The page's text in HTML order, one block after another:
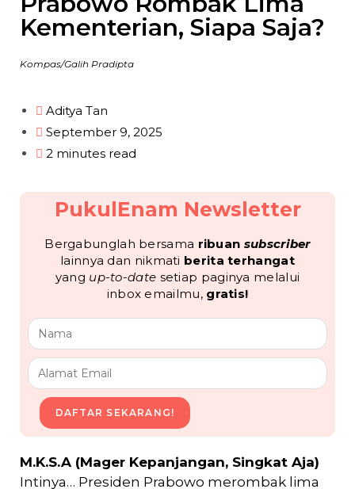
Kementerian, Siapa Saja?
Kompas/Galih Pradipta
Aditya Tan
September 9, 2025
2 minutes read
PukulEnam Newsletter
Bergabunglah bersama ribuan subscriber
lainnya dan nikmati berita terhangat
yang up-to-date setiap paginya melalui
inbox emailmu, gratis!
DAFTAR SEKARANG!
M.K.S.A (Mager Kepanjangan, Singkat Aja)
Intinya… Presiden Prabowo merombak lima